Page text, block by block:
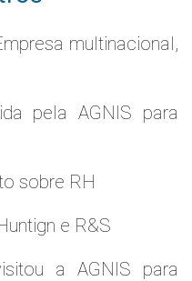
multinacional,
pela AGNIS para
sobre RH
e R&S
a AGNIS para